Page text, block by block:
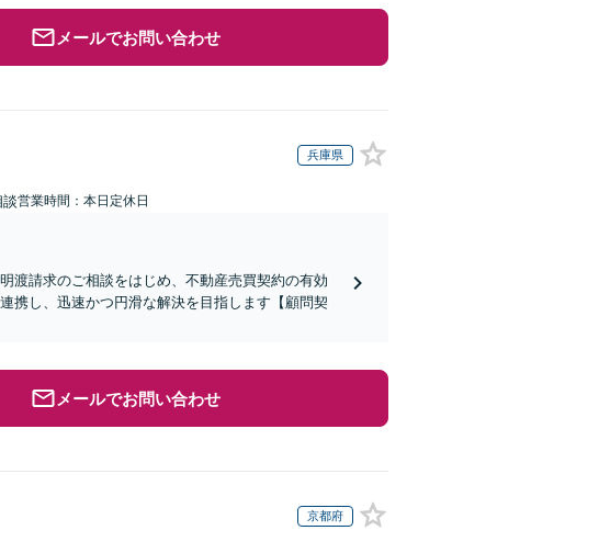
メールでお問い合わせ
兵庫県
営業時間：本日定休日
渡請求のご相談をはじめ、不動産売買契約の有効
携し、迅速かつ円滑な解決を目指します【顧問契
メールでお問い合わせ
京都府